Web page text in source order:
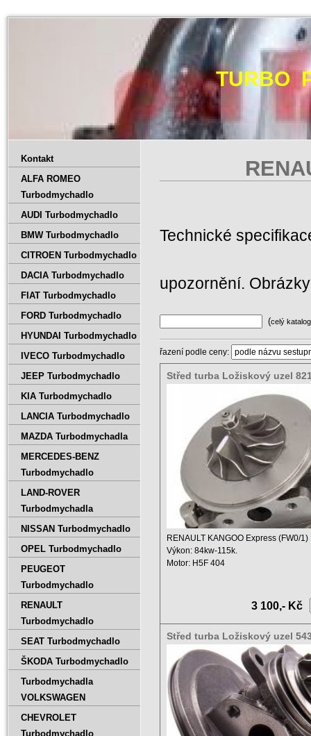
TURBO
Technické
upozornění.
(celý katalog
řazení podle ceny:
Střed turba Ložiskový uzel
RENAULT KANGOO Express (FW0/
Výkon: 84kw-115k.
Motor: H5F 404
3 100,- Kč
Střed turba Ložiskový uzel
54359700000 A1333
Kontakt
ALFA ROMEO
Turbodmychadlo
AUDI Turbodmychadlo
BMW Turbodmychadlo
CITROEN Turbodmychadlo
DACIA Turbodmychadlo
FIAT Turbodmychadlo
FORD Turbodmychadlo
HYUNDAI Turbodmychadlo
IVECO Turbodmychadlo
JEEP Turbodmychadlo
KIA Turbodmychadlo
LANCIA Turbodmychadlo
MAZDA Turbodmychadla
MERCEDES-BENZ
Turbodmychadlo
LAND-ROVER
Turbodmychadla
NISSAN Turbodmychadlo
OPEL Turbodmychadlo
PEUGEOT
Turbodmychadlo
RENAULT
Turbodmychadlo
SEAT Turbodmychadlo
ŠKODA Turbodmychadlo
Turbodmychadla
VOLKSWAGEN
CHEVROLET
Turbodmychadlo